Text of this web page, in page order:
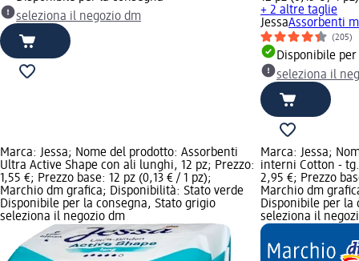
seleziona il negozio dm
+ 2 altre taglie
JessaAssorbenti
(205)
Disponibile
seleziona il
Marca: Jessa; Nome del prodotto: Assorbenti
Ultra Active Shape con ali lunghi, 12 pz; Prezzo:
1,55 €; Prezzo base: 12 pz (0,13 € / 1 pz);
Marchio dm grafica; Disponibilità: Stato verde
Disponibile per la consegna, Stato grigio
seleziona il negozio dm
Marca: Jessa;
interni Cotton -
2,95 €; Prezzo
Marchio dm
Disponibile per la
seleziona il